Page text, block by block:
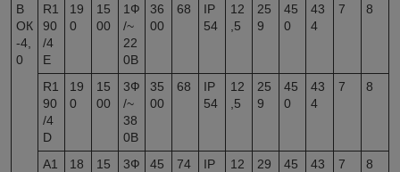
В
ОК
-4,
0
R1
90
/4
E
19
0
15
00
1Ф
/~
22
0В
36
00
68
IP
54
12
,5
25
9
45
0
43
4
7 8
R1
90
/4
D
19
0
15
00
3Ф
/~
38
0В
35
00
68
IP
54
12
,5
25
9
45
0
43
4
7 8
A1
18
15
3Ф
45
74
IP
12
29
45
43
7 8